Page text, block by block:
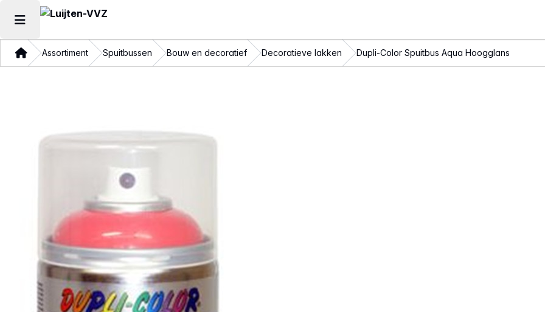
Hoofdmenu openen
ThuisAssortiment Spuitbussen Bouw en decoratief Decoratieve lakken Dupli-Color Spuitbus Aqua Hoogglans